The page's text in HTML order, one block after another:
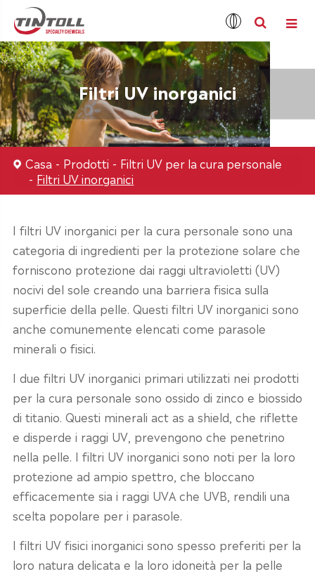
Filtri UV inorganici
Casa Prodotti
Filtri UV per la cura personale
Filtri UV inorganici
I filtri UV inorganici per la cura personale sono una
categoria di ingredienti per la protezione solare che
forniscono protezione dai raggi ultravioletti (UV)
nocivi del sole creando una barriera fisica sulla
superficie della pelle. Questi filtri UV inorganici sono
anche comunemente elencati come parasole
minerali o fisici.
I due filtri UV inorganici primari utilizzati nei prodotti
per la cura personale sono ossido di zinco e biossido
di titanio. Questi minerali act as a shield, che riflette
e disperde i raggi UV, prevengono che penetrino
nella pelle. I filtri UV inorganici sono noti per la loro
protezione ad ampio spettro, che bloccano
efficacemente sia i raggi UVA che UVB, rendili una
scelta popolare per i parasole.
I filtri UV fisici inorganici sono spesso preferiti per la
loro natura delicata e la loro idoneità per la pelle